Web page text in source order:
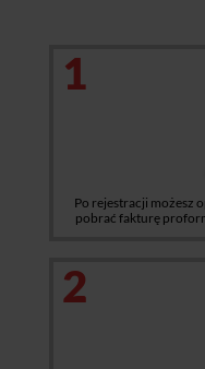
1
Po rejestracji możesz
pobrać fakturę
2